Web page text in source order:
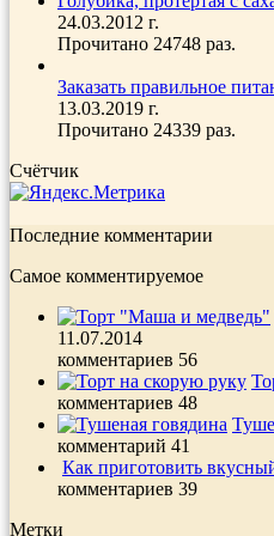
24.03.2012 г.
Прочитано 24748 раз.
Заказать правильное
13.03.2019 г.
Прочитано 24339 раз.
Счётчик
Последние комментарии
Самое комментируемое
11.07.2014
комментариев 56
комментариев 48
комментарий 41
Как приготовить
комментариев 39
Метки